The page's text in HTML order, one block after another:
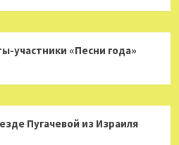
участники «Песни года»
Пугачевой из Израиля